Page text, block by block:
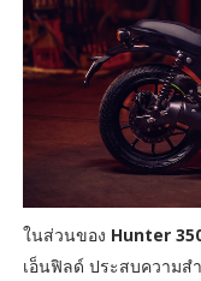
ในส่วนของ Hunter
เอ็นฟิลด์ ประสบความส